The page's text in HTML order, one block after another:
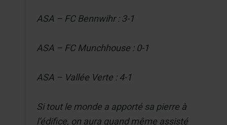
ASA – FC Bennwihr : 3-1
ASA – FC Munchhouse : 0-1
ASA – Vallée Verte : 4-1
Si tout le monde a apporté sa pierre à
l’édifice, on aura quand même assisté